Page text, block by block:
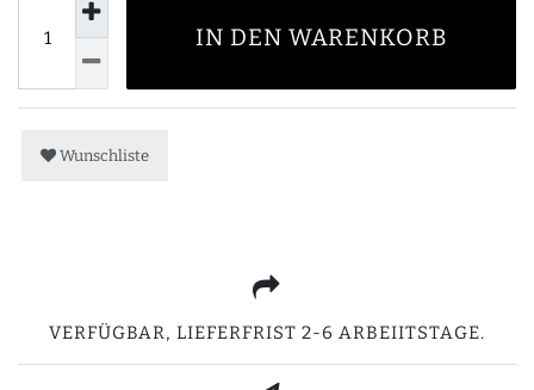
IN DEN WARENKORB
Wunschliste
VERFÜGBAR, LIEFERFRIST 2-6 ARBEIITSTAGE.